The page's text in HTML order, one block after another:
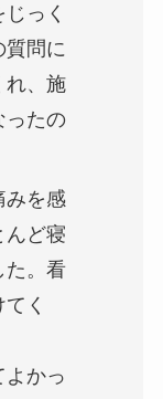
っく
質問に
れ、施
ったの
みを感
んど寝
た。看
く
よかっ